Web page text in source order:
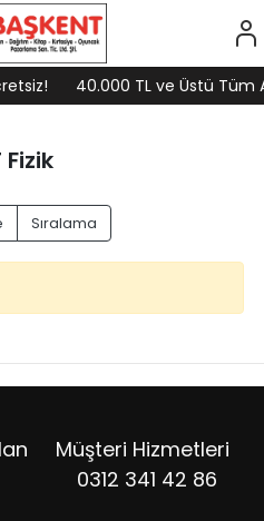
40.000 TL ve Üstü Tüm
Fizik
Sıralama
Müşteri Hizmetleri
0312 341 42 86